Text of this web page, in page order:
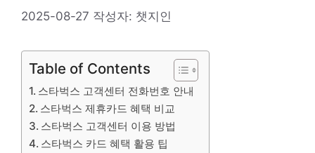
2025-08-27 작성자: 챗지인
Table of Contents
스타벅스 고객센터 전화번호 안내
스타벅스 제휴카드 혜택 비교
스타벅스 고객센터 이용 방법
스타벅스 카드 혜택 활용 팁